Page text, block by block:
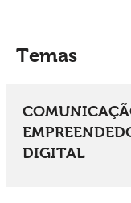
Temas
DIGITAL